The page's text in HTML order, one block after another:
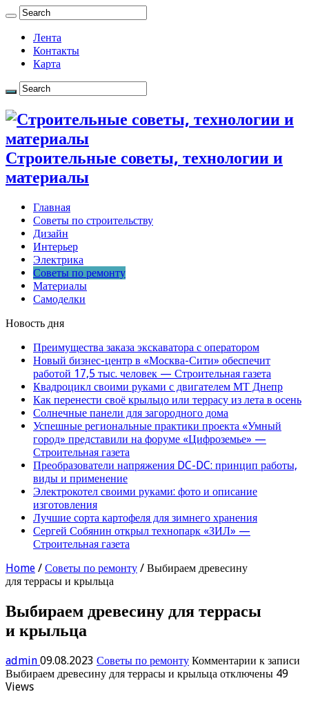
Лента
Контакты
Карта
Строительные советы, технологии и
материалы
Главная
Советы по строительству
Дизайн
Интерьер
Электрика
Советы по ремонту
Материалы
Самоделки
Новость дня
Преимущества заказа экскаватора с оператором
Новый бизнес-центр в «Москва-Сити» обеспечит
работой 17,5 тыс. человек — Строительная газета
Квадроцикл своими руками с двигателем МТ Днепр
Как перенести своё крыльцо или террасу из лета в осень
Солнечные панели для загородного дома
Успешные региональные практики проекта «Умный
город» представили на форуме «Цифроземье» —
Строительная газета
Преобразователи напряжения DC-DC: принцип работы,
виды и применение
Электрокотел своими руками: фото и описание
изготовления
Лучшие сорта картофеля для зимнего хранения
Сергей Собянин открыл технопарк «ЗИЛ» —
Строительная газета
Home / Советы по ремонту / Выбираем древесину
для террасы и крыльца
Выбираем древесину для террасы
и крыльца
admin 09.08.2023 Советы по ремонту Комментарии к записи
Выбираем древесину для террасы и крыльца отключены 49
Views